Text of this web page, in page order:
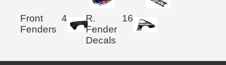
Front
Fenders
4
R.
Fender
Decals
16